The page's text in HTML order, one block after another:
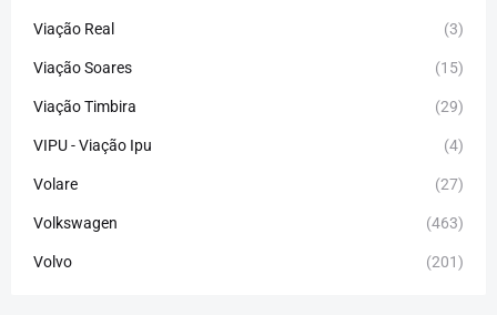
Viação Real (3)
Viação Soares (15)
Viação Timbira (29)
VIPU - Viação Ipu (4)
Volare (27)
Volkswagen (463)
Volvo (201)